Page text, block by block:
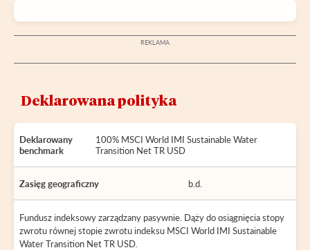
Deklarowana polityka
Deklarowany
benchmark
100% MSCI World IMI Sustainable Water
Transition Net TR USD
Zasięg geograficzny b.d.
Fundusz indeksowy zarządzany pasywnie. Dąży do osiągnięcia stopy
zwrotu równej stopie zwrotu indeksu MSCI World IMI Sustainable
Water Transition Net TR USD.